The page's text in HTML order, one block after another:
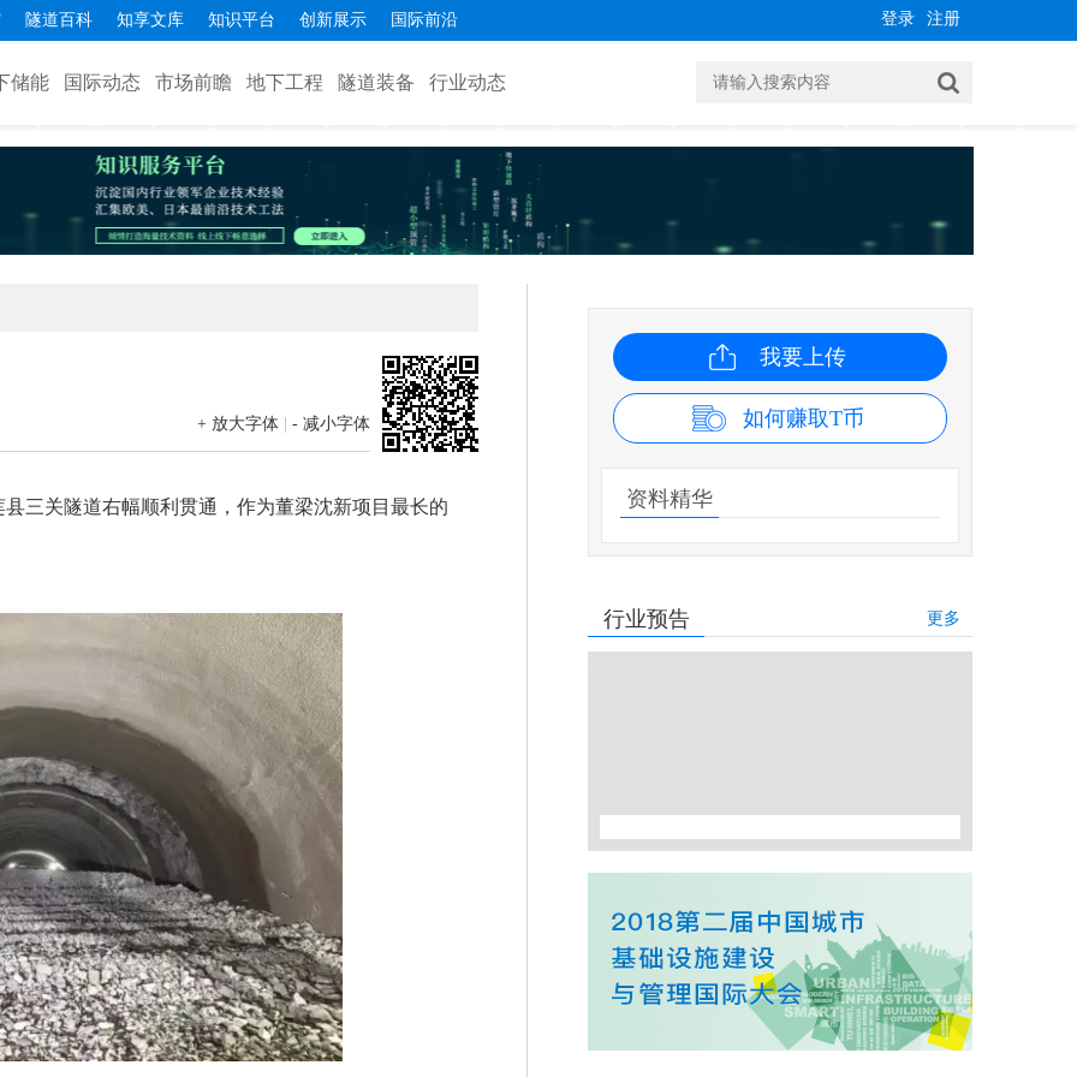
隧道百科 知享文库 知识平台 创新展示 国际前沿 注册
登录
储能 国际动态 市场前瞻 地下工程 隧道装备 行业动态
+ 放大字体 - 减小字体
三关隧道右幅顺利贯通，作为董梁沈新项目最长的
我要上传
如何赚取T币
资料精华
行业预告 更多